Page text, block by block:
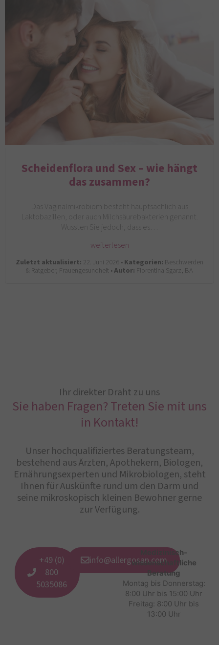
Scheidenflora und Sex – wie hängt
das zusammen?
Das Vaginalmikrobiom besteht hauptsächlich aus
Laktobazillen, oder auch Milchsäurebakterien genannt.
Wussten Sie jedoch, dass es…
weiterlesen
Zuletzt aktualisiert: 22. Juni 2026 •Kategorien: Beschwerden
& Ratgeber, Frauengesundheit •Autor: Florentina Sgarz, BA
Ihr direkter Draht zu uns
Sie haben Fragen? Treten Sie mit uns
in Kontakt!
Unser hochqualifiziertes Beratungsteam,
bestehend aus Ärzten, Apothekern, Biologen,
Ernährungsexperten und Mikrobiologen, steht
Ihnen für Auskünfte rund um den Darm und
seine mikroskopisch kleinen Bewohner gerne
zur Verfügung.
+49 (0)
800
5035086
info@allergosan.com
Medizinisch-
wissenschaftliche
Beratung
Montag bis Donnerstag:
8:00 Uhr bis 15:00 Uhr
Freitag: 8:00 Uhr bis
13:00 Uhr